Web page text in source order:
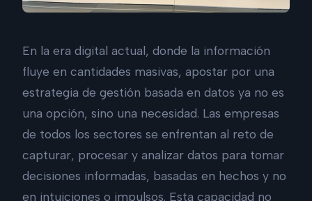
En la era digital actual, donde la información
fluye en cantidades masivas, apostar por una
estrategia de gestión basada en datos ya no es
una opción, sino una necesidad. Las empresas
de todos los sectores se enfrentan al reto de
capturar, procesar y analizar datos para tomar
decisiones informadas, basadas en hechos y no
en intuiciones o impulsos. Esta capacidad no